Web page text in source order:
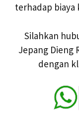
terhadap biaya
Silahkan
Jepang Dieng
dengan